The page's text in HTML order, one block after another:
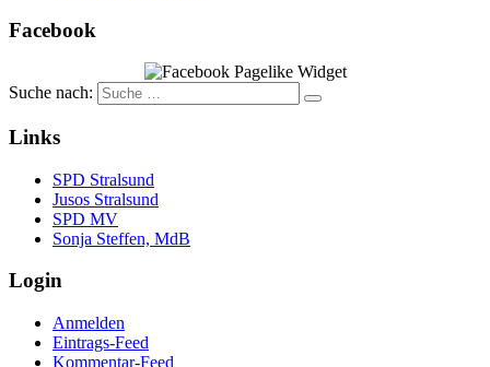
Facebook
Suche nach:
Links
SPD Stralsund
Jusos Stralsund
SPD MV
Sonja Steffen, MdB
Login
Anmelden
Eintrags-Feed
Kommentar-Feed